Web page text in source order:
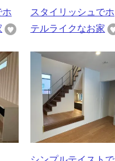
ホ
スタイリッシュでホ
テルライクなお家